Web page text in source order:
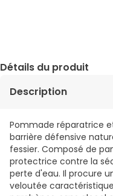
Détails du produit
Description
Pommade réparatrice
barrière défensive
fessier. Composé de
protectrice contre la
perte d'eau. Il procure
veloutée